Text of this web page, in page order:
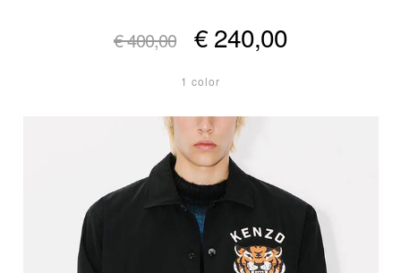
€ 400,00 € 240,00
1 color